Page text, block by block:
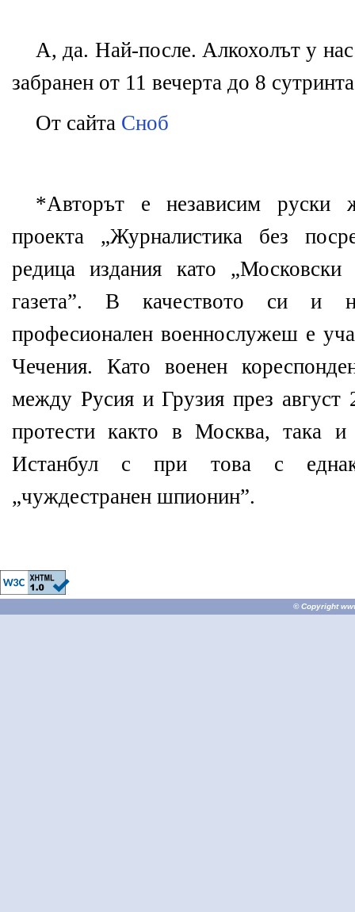
А, да. Най-после. Алкохолът у
забранен от 11 вечерта до 8
От сайта Сноб
*Авторът е независим руски
проекта „Журналистика без
редица издания като
газета”. В качеството си и
професионален военнослужеш е
Чечения. Като военен
между Русия и Грузия през август
протести както в Москва, така
Истанбул с при това с
„чуждестранен шпионин”.
© Copyright